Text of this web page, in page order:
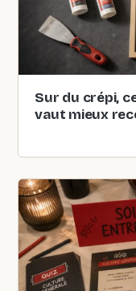
Sur du crépi,
vaut mieux